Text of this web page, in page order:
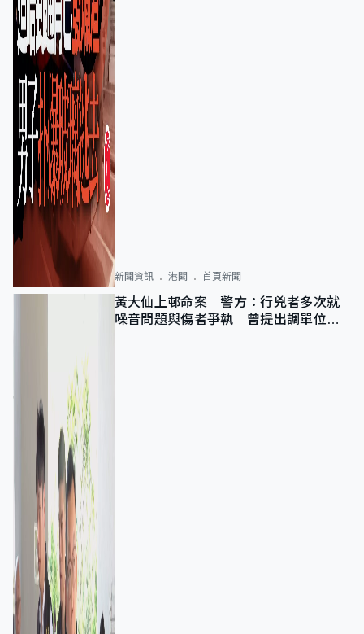
新聞資訊 港聞 首頁新聞
黃大仙上邨命案｜警方：行兇者多次就
噪音問題與傷者爭執 曾提出調單位已